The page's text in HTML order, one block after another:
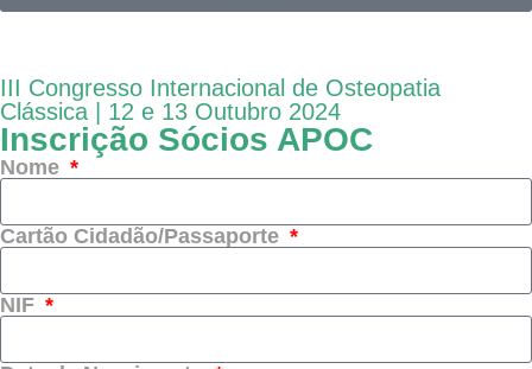
III Congresso Internacional de Osteopatia
Clássica | 12 e 13 Outubro 2024
Inscrição Sócios APOC
Nome
Cartão Cidadão/Passaporte
NIF